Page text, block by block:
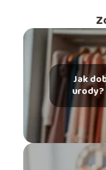
Jak